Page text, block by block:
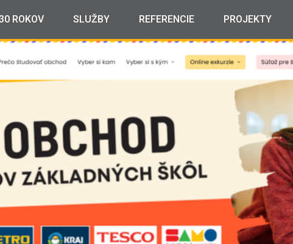
ROKOV SLUŽBY REFERENCIE PROJEKTY